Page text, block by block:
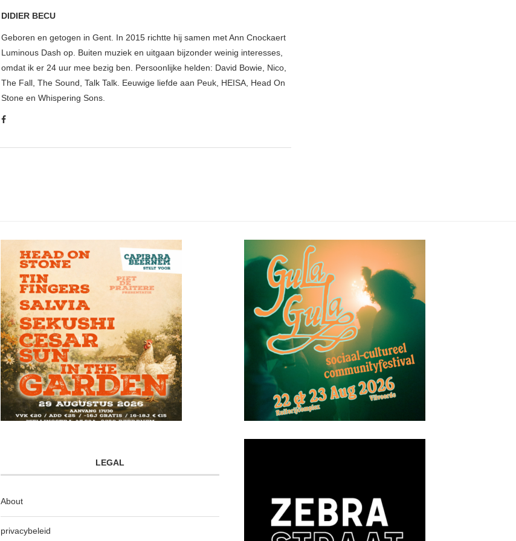
DIDIER BECU
Geboren en getogen in Gent. In 2015 richtte hij samen met Ann Cnockaert
Luminous Dash op. Buiten muziek en uitgaan bijzonder weinig interesses,
omdat ik er 24 uur mee bezig ben. Persoonlijke helden: David Bowie, Nico,
The Fall, The Sound, Talk Talk. Eeuwige liefde aan Peuk, HEISA, Head On
Stone en Whispering Sons.
LEGAL
About
privacybeleid